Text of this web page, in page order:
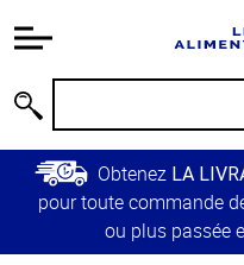
relative à
Passer
contenu
principal
Retour à
Obtenez LA
pour toute commande
ou plus passée